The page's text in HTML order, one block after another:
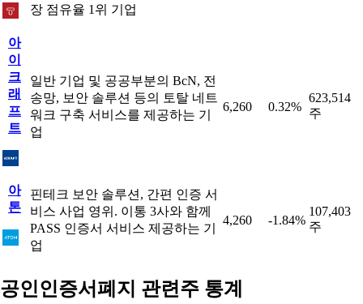
장 점유율 1위 기업
아
이
크
래
프
트
일반 기업 및 공공부분의 BcN, 전
송망, 보안 솔루션 등의 토탈 네트
워크 구축 서비스를 제공하는 기
업
6,260 0.32%
623,514
주
아
톤
핀테크 보안 솔루션, 간편 인증 서
비스 사업 영위. 이통 3사와 함께
PASS 인증서 서비스 제공하는 기
업
4,260 -1.84%
107,403
주
공인인증서폐지 관련주 통계